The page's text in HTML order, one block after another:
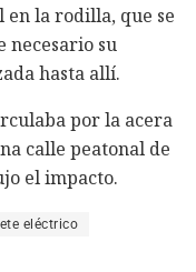
la rodilla, que se
necesario su
hasta allí.
por la acera
calle peatonal de
el impacto.
eléctrico